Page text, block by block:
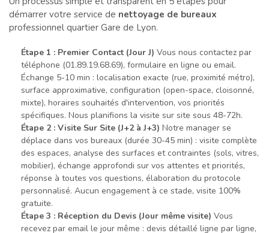
démarrer votre service de nettoyage de bureaux
professionnel quartier Gare de Lyon.
Étape 1 : Premier Contact (Jour J) Vous nous contactez par
téléphone (01.89.19.68.69), formulaire en ligne ou email.
Échange 5-10 min : localisation exacte (rue, proximité métro),
surface approximative, configuration (open-space, cloisonné,
mixte), horaires souhaités d'intervention, vos priorités
spécifiques. Nous planifions la visite sur site sous 48-72h.
Étape 2 : Visite Sur Site (J+2 à J+3) Notre manager se
déplace dans vos bureaux (durée 30-45 min) : visite complète
des espaces, analyse des surfaces et contraintes (sols, vitres,
mobilier), échange approfondi sur vos attentes et priorités,
réponse à toutes vos questions, élaboration du protocole
personnalisé. Aucun engagement à ce stade, visite 100%
gratuite.
Étape 3 : Réception du Devis (Jour même visite) Vous
recevez par email le jour même : devis détaillé ligne par ligne,